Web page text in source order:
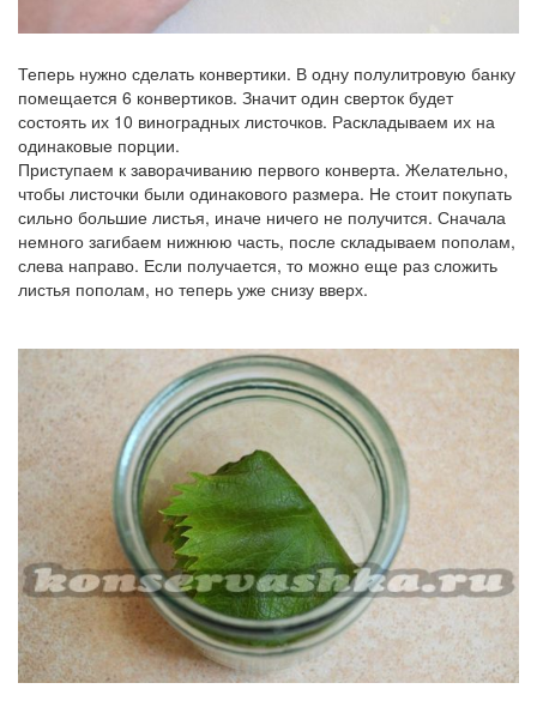
Теперь нужно сделать конвертики. В одну полулитровую банку
помещается 6 конвертиков. Значит один сверток будет
состоять их 10 виноградных листочков. Раскладываем их на
одинаковые порции.
Приступаем к заворачиванию первого конверта. Желательно,
чтобы листочки были одинакового размера. Не стоит покупать
сильно большие листья, иначе ничего не получится. Сначала
немного загибаем нижнюю часть, после складываем пополам,
слева направо. Если получается, то можно еще раз сложить
листья пополам, но теперь уже снизу вверх.